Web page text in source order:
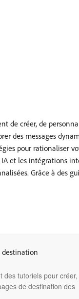
de créer, de
des messages
pour rationaliser
et les intégrations
Grâce à des
destination
des tutoriels pour créer,
de destination des